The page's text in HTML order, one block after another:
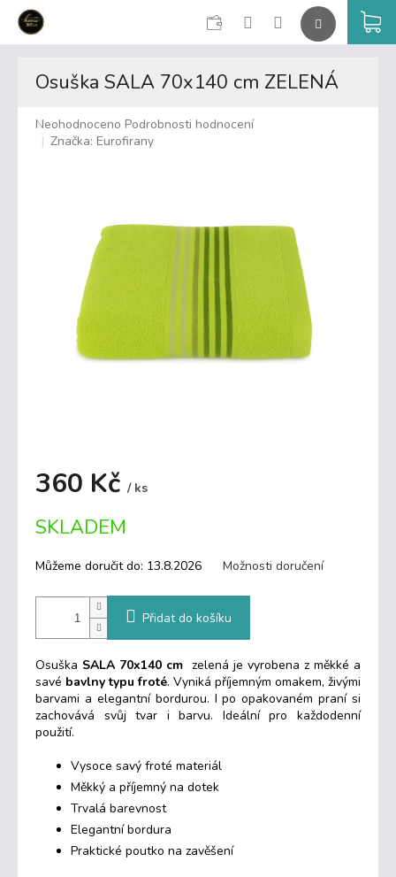
CZK
Osuška SALA 70x140 cm ZELENÁ
Průměrné
hodnocení
Neohodnoceno Podrobnosti hodnocení
Značka: Eurofirany
360 Kč / ks
cena:
SKLADEM
Můžeme doručit do: 13.8.2026 Možnosti doručení
Přidat do košíku
Osuška SALA 70x140 cm zelená je vyrobena z měkké a
savé bavlny typu froté. Vyniká příjemným omakem, živými
barvami a elegantní bordurou. I po opakovaném praní si
zachovává svůj tvar i barvu. Ideální pro každodenní
použití.
Vysoce savý froté materiál
Měkký a příjemný na dotek
Trvalá barevnost
Elegantní bordura
Praktické poutko na zavěšení